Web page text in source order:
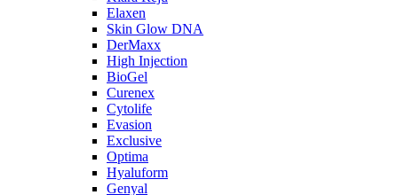
Elaxen
Skin Glow DNA
DerMaxx
High Injection
BioGel
Curenex
Cytolife
Evasion
Exclusive
Optima
Hyaluform
Genyal